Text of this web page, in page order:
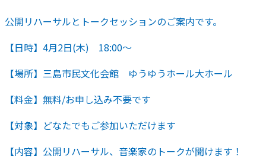
公開リハーサルとトークセッションのご案内です。
【日時】4月2日(木) 18:00～
【場所】三島市民文化会館 ゆうゆうホール大ホール
【料金】無料/お申し込み不要です
【対象】どなたでもご参加いただけます
【内容】公開リハーサル、音楽家のトークが聞けます！